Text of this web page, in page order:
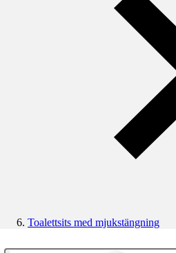
Toalettsits med mjukstängning